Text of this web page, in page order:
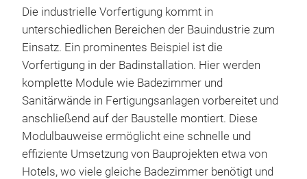
Die industrielle Vorfertigung kommt in
unterschiedlichen Bereichen der Bauindustrie zum
Einsatz. Ein prominentes Beispiel ist die
Vorfertigung in der Badinstallation. Hier werden
komplette Module wie Badezimmer und
Sanitärwände in Fertigungsanlagen vorbereitet und
anschließend auf der Baustelle montiert. Diese
Modulbauweise ermöglicht eine schnelle und
effiziente Umsetzung von Bauprojekten etwa von
Hotels, wo viele gleiche Badezimmer benötigt und